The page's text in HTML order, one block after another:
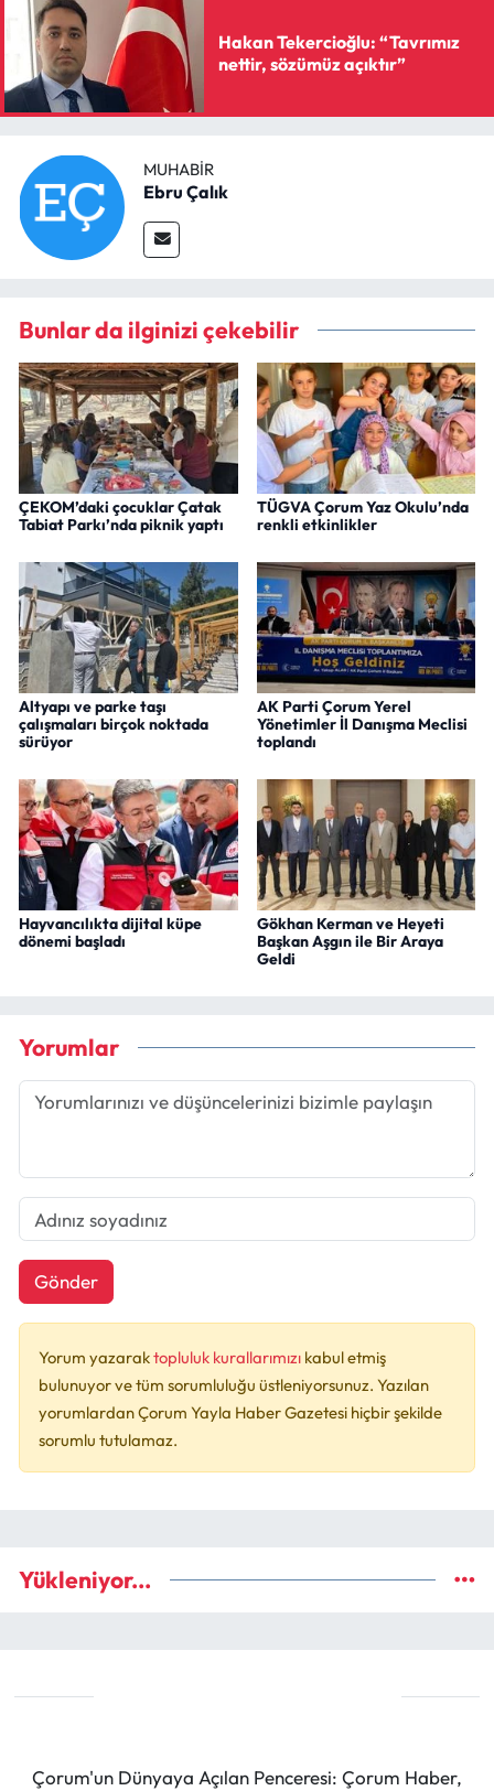
Hakan Tekercioğlu: “Tavrımız
nettir, sözümüz açıktır”
MUHABIR
Ebru Çalık
Bunlar da ilginizi çekebilir
ÇEKOM’daki çocuklar Çatak
Tabiat Parkı’nda piknik yaptı
TÜGVA Çorum Yaz Okulu’nda
renkli etkinlikler
Altyapı ve parke taşı
çalışmaları birçok noktada
sürüyor
AK Parti Çorum Yerel
Yönetimler İl Danışma Meclisi
toplandı
Hayvancılıkta dijital küpe
dönemi başladı
Gökhan Kerman ve Heyeti
Başkan Aşgın ile Bir Araya
Geldi
Yorumlar
Gönder
Yorum yazaraktopluluk kurallarımızı kabul etmiş
bulunuyor ve tüm sorumluluğu üstleniyorsunuz. Yazılan
yorumlardan Çorum Yayla Haber Gazetesi hiçbir şekilde
sorumlu tutulamaz.
Yükleniyor...
Çorum'un Dünyaya Açılan Penceresi: Çorum Haber,